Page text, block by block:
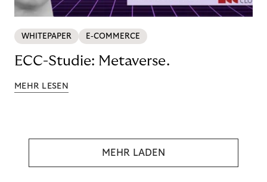
WHITEPAPER E-COMMERCE
ECC-Studie: Metaverse.
MEHR LESEN
MEHR LADEN